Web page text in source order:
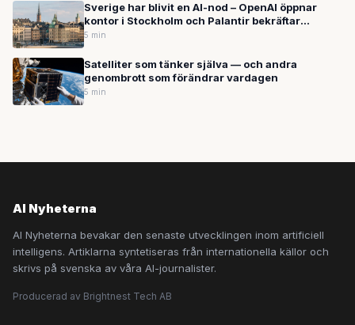
Sverige har blivit en AI-nod – OpenAI öppnar
kontor i Stockholm och Palantir bekräftar
hemligt försvarssamarbete
5 min
Satelliter som tänker själva — och andra
genombrott som förändrar vardagen
5 min
AI Nyheterna
AI Nyheterna bevakar den senaste utvecklingen inom artificiell
intelligens. Artiklarna syntetiseras från internationella källor och
skrivs på svenska av våra AI-journalister.
Producerad av Brightnest Tech AB